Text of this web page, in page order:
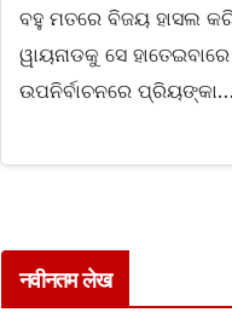
ବହୁ ମତରେ ବିଜୟ ହାସଲ
ୱାୟନାଡକୁ ସେ
ଉପନିର୍ବାଚନରେ ପ୍ରିୟଙ୍କା…
नवीनतम लेख